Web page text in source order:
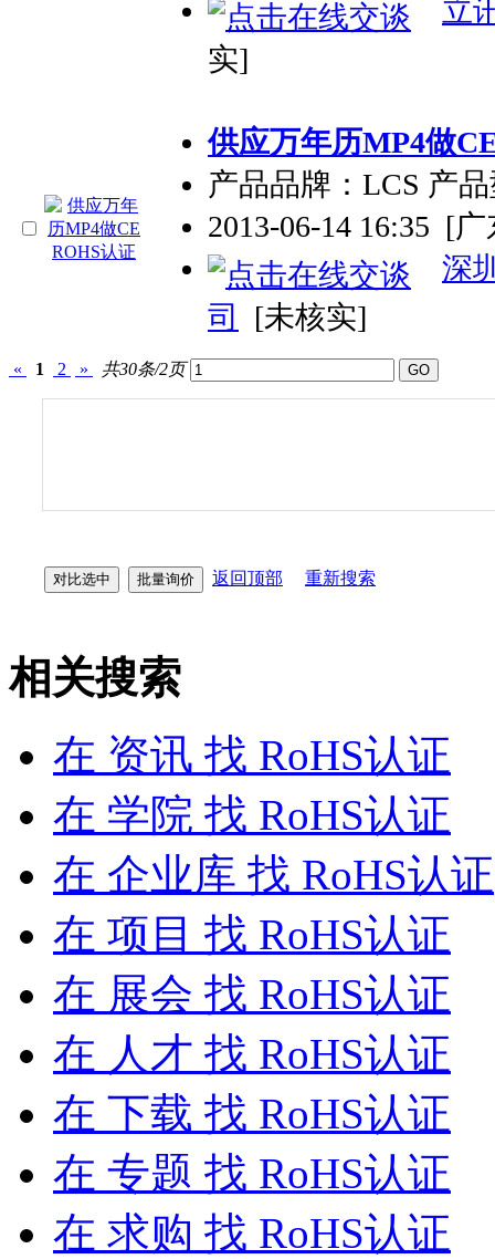
立
实]
供应万年历MP4做
产品品牌：LCS 产
2013-06-14 16:35 [广
深
司
[未核实]
« 1 2 » 共30条/2页
返回顶部 重新搜索
相关搜索
在 资讯 找 RoHS认证
在 学院 找 RoHS认证
在 企业库 找 RoHS认证
在 项目 找 RoHS认证
在 展会 找 RoHS认证
在 人才 找 RoHS认证
在 下载 找 RoHS认证
在 专题 找 RoHS认证
在 求购 找 RoHS认证